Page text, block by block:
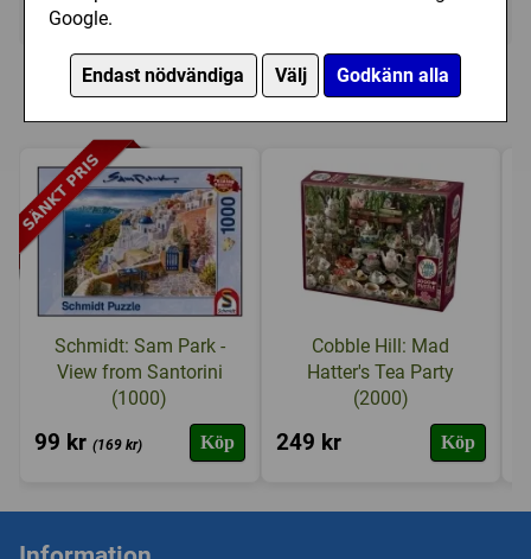
Google.
Endast nödvändiga Välj Godkänn alla
Ej tillgänglig
Personer som har köpt Piatnik: Degas -
The Dance Class (1000) har också köpt
Schmidt: Sam Park -
View from Santorini
(1000)
99 kr (169 kr) Köp
Cobble Hill: Mad
Hatter's Tea Party
(2000)
249 kr Köp